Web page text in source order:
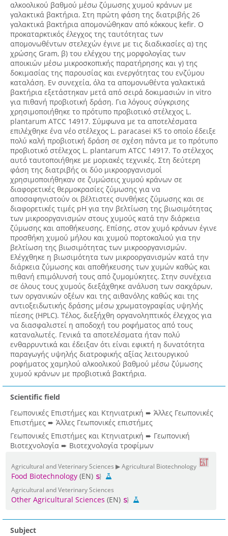
αλκοολικού βαθμού μέσω ζύμωσης χυμού κράνων με
γαλακτικά βακτήρια. Στη πρώτη φάση της διατριβής 26
γαλακτικά βακτήρια απομονώθηκαν από κόκκους kefir. Ο
προκαταρκτικός έλεγχος της ταυτότητας των
απομονωθέντων στελεχών έγινε με τις διαδικασίες α) της
χρώσης Gram, β) του ελέγχου της μορφολογίας των
αποικιών μέσω μικροσκοπικής παρατήρησης και γ) της
δοκιμασίας της παρουσίας και ενεργότητας του ενζύμου
καταλάση. Εν συνεχεία, όλα τα απομονωθέντα γαλακτικά
βακτήρια εξετάστηκαν μετά από σειρά δοκιμασιών in vitro
για πιθανή προβιοτική δράση. Για λόγους σύγκρισης
χρησιμοποιήθηκε το πρότυπο προβιοτικό στέλεχος L.
plantarum ATCC 14917. Σύμφωνα με τα αποτελέσματα
επιλέχθηκε ένα νέο στέλεχος L. paracasei K5 το οποίο έδειξε
πολύ καλή προβιοτική δράση σε σχέση πάντα με το πρότυπο
προβιοτικό στέλεχος L. plantarum ATCC 14917. Το στέλεχος
αυτό ταυτοποιήθηκε με μοριακές τεχνικές. Στη δεύτερη
φάση της διατριβής οι δύο μικροοργανισμοί
χρησιμοποιήθηκαν σε ζυμώσεις χυμού κράνων σε
διαφορετικές θερμοκρασίες ζύμωσης για να
αποσαφηνιστούν οι βέλτιστες συνθήκες ζύμωσης και σε
διαφορετικές τιμές pH για την βελτίωση της βιωσιμότητας
των μικροοργανισμών στους χυμούς κατά την διάρκεια
ζύμωσης και αποθήκευσης. Επίσης, στον χυμό κράνων έγινε
προσθήκη χυμού μήλου και χυμού πορτοκαλιού για την
βελτίωση της βιωσιμότητας των μικροοργανισμών.
Ελέγχθηκε η βιωσιμότητα των μικροοργανισμών κατά την
διάρκεια ζύμωσης και αποθήκευσης των χυμών καθώς και
πιθανή επιμόλυνσή τους από ζυμομύκητες. Στην συνέχεια
σε όλους τους χυμούς διεξάχθηκε ανάλυση των σακχάρων,
των οργανικών οξέων και της αιθανόλης καθώς και της
αντιοξειδωτικής δράσης μέσω χρωματογραφίας υψηλής
πίεσης (HPLC). Τέλος, διεξήχθη οργανοληπτικός έλεγχος για
να διασφαλιστεί η αποδοχή του ροφήματος από τους
καταναλωτές. Γενικά τα αποτελέσματα ήταν πολύ
ενθαρρυντικά και έδειξαν ότι είναι εφικτή η δυνατότητα
παραγωγής υψηλής διατροφικής αξίας λειτουργικού
ροφήματος χαμηλού αλκοολικού βαθμού μέσω ζύμωσης
χυμού κράνων με προβιοτικά βακτήρια.
Scientific field
Γεωπονικές Επιστήμες και Κτηνιατρική ➨ Άλλες Γεωπονικές
Επιστήμες ➨ Άλλες Γεωπονικές επιστήμες
Γεωπονικές Επιστήμες και Κτηνιατρική ➨ Γεωπονική
Βιοτεχνολογία ➨ Βιοτεχνολογία τροφίμων
Agricultural and Veterinary Sciences ▶ Agricultural Biotechnology
Food Biotechnology (EN)
Agricultural and Veterinary Sciences
Other Agricultural Sciences (EN)
Subject